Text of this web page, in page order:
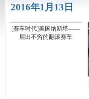
2016年1月13日
[赛车时代]美国纳斯塔——
层出不穷的翻滚赛车